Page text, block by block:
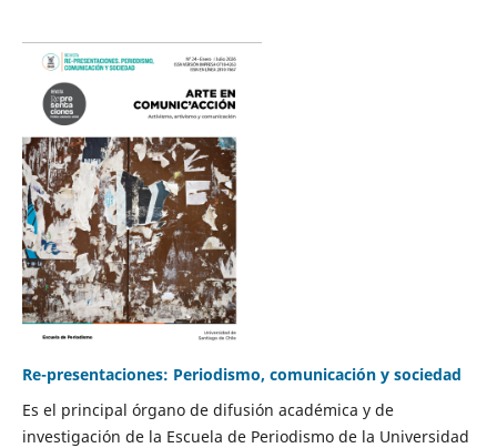
Re-presentaciones: Periodismo, comunicación y sociedad
Es el principal órgano de difusión académica y de
investigación de la Escuela de Periodismo de la Universidad